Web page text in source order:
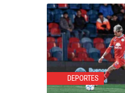
DEPORTES